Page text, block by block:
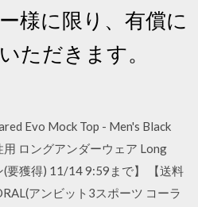
様に限り、有償に
ただきます。
Evo Mock Top - Men's Black
ロングアンダーウェア Long
要獲得) 11/14 9:59まで】 【送料
アンビット3スポーツ コーラ